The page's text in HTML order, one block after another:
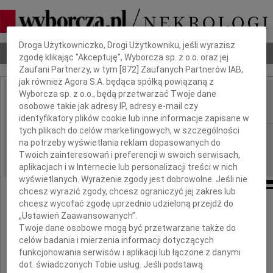
Nekrologi Odeszli Poradnik pogrzebowy
IMIĘ I NAZWISKO: Kazimierz Leicht
REGION: Wrocław
DATA EMISJI: 10.11.2009
Kazimierz Leicht
ur. 19 stycznia 1932 roku
zm. 8 listopada 2009 roku
Dbamy o Twoją prywatność
Droga Użytkowniczko, Drogi Użytkowniku, jeśli wyrazisz
zgodę klikając "Akceptuję", Wyborcza sp. z o.o. oraz jej
Zaufani Partnerzy, w tym [872 ] Zaufanych Partnerów IAB,
jak również Agora S.A. będąca spółką powiązaną z
Wyborcza sp. z o.o., będą przetwarzać Twoje dane
osobowe takie jak adresy IP, adresy e-mail czy
identyfikatory plików cookie lub inne informacje zapisane w
tych plikach do celów marketingowych, w szczególności
na potrzeby wyświetlania reklam dopasowanych do
Twoich zainteresowań i preferencji w swoich serwisach,
aplikacjach i w Internecie lub personalizacji treści w nich
wyświetlanych. Wyrażenie zgody jest dobrowolne. Jeśli nie
chcesz wyrazić zgody, chcesz ograniczyć jej zakres lub
chcesz wycofać zgodę uprzednio udzieloną przejdź do
„Ustawień Zaawansowanych”.
Twoje dane osobowe mogą być przetwarzane także do
celów badania i mierzenia informacji dotyczących
funkcjonowania serwisów i aplikacji lub łączone z danymi
dot. świadczonych Tobie usług. Jeśli podstawą